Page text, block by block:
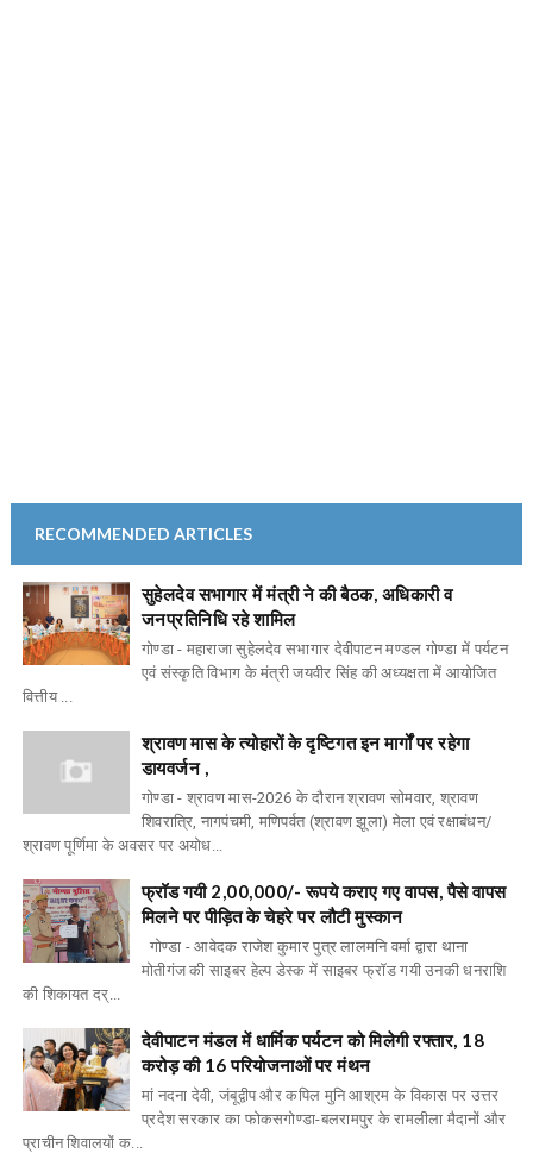
RECOMMENDED ARTICLES
सुहेलदेव सभागार में मंत्री ने की बैठक, अधिकारी व
जनप्रतिनिधि रहे शामिल
गोण्डा - महाराजा सुहेलदेव सभागार देवीपाटन मण्डल गोण्डा में पर्यटन
एवं संस्कृति विभाग के मंत्री जयवीर सिंह की अध्यक्षता में आयोजित
वित्तीय ...
श्रावण मास के त्योहारों के दृष्टिगत इन मार्गों पर रहेगा
डायवर्जन ,
गोण्डा - श्रावण मास-2026 के दौरान श्रावण सोमवार, श्रावण
शिवरात्रि, नागपंचमी, मणिपर्वत (श्रावण झूला) मेला एवं रक्षाबंधन/
श्रावण पूर्णिमा के अवसर पर अयोध...
फ्रॉड गयी 2,00,000/- रूपये कराए गए वापस, पैसे वापस
मिलने पर पीड़ित के चेहरे पर लौटी मुस्कान
गोण्डा - आवेदक राजेश कुमार पुत्र लालमनि वर्मा द्वारा थाना
मोतीगंज की साइबर हेल्प डेस्क में साइबर फ्रॉड गयी उनकी धनराशि
की शिकायत दर्...
देवीपाटन मंडल में धार्मिक पर्यटन को मिलेगी रफ्तार, 18
करोड़ की 16 परियोजनाओं पर मंथन
मां नदना देवी, जंबूद्वीप और कपिल मुनि आश्रम के विकास पर उत्तर
प्रदेश सरकार का फोकसगोण्डा-बलरामपुर के रामलीला मैदानों और
प्राचीन शिवालयों क...